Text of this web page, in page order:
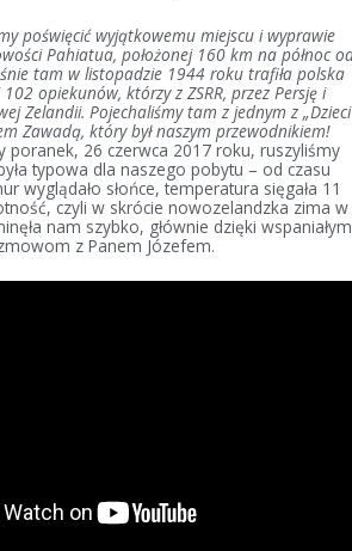
poświęcić wyjątkowemu miejscu i wyprawie
Pahiatua, położonej 160 km na północ
tam w listopadzie 1944 roku trafiła polska
opiekunów, którzy z ZSRR, przez Persję i
Zelandii. Pojechaliśmy tam z jednym z „Dzieci
Zawadą, który był naszym przewodnikiem!
poranek, 26 czerwca 2017 roku, ruszyliśmy
typowa dla naszego pobytu – od czasu
wyglądało słońce, temperatura sięgała 11
czyli w skrócie nowozelandzka zima w
nam szybko, głównie dzięki wspaniałym
z Panem Józefem.